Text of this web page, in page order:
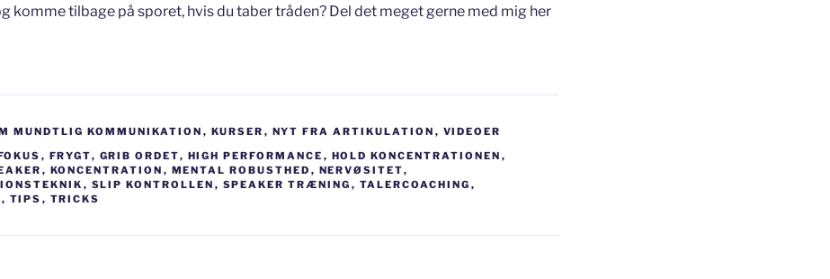
komme tilbage på sporet, hvis du taber tråden? Del det meget gerne med mig her
MUNDTLIG KOMMUNIKATION , KURSER , NYT FRA ARTIKULATION , VIDEOER
, FRYGT, GRIB ORDET, HIGH PERFORMANCE , HOLD KONCENTRATIONEN ,
, KONCENTRATION , MENTAL ROBUSTHED , NERVØSITET,
, SLIP KONTROLLEN , SPEAKER TRÆNING , TALERCOACHING ,
, TIPS , TRICKS